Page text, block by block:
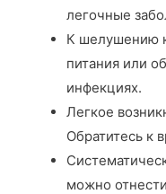
легочные
К шелушению
питания или
инфекциях.
Легкое
Обратитесь к
можно